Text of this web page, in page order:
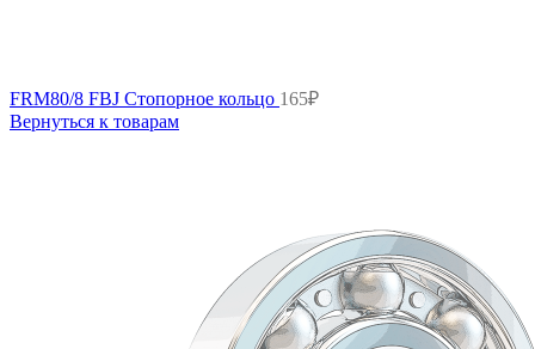
FRM80/8 FBJ Стопорное кольцо 165₽
Вернуться к товарам